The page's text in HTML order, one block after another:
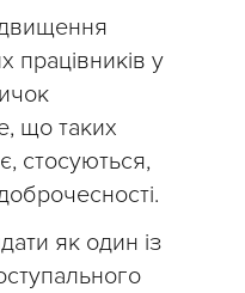
працівників у
що таких
стосуються,
як один із